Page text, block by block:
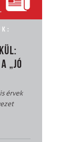
„JÓ
érvek